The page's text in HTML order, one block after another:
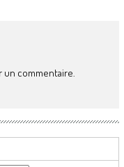
commentaire.